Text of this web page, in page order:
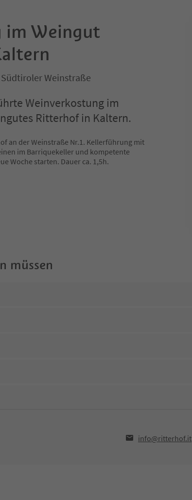
im Weingut
Weinstraße
Weinverkostung im
Ritterhof in Kaltern.
an der Weinstraße Nr.1. Kellerführung mit
im Barriquekeller und kompetente
Woche starten. Dauer ca. 1,5h.
müssen
info@ritterhof.it